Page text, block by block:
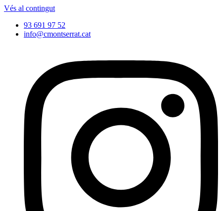
Vés al contingut
93 691 97 52
info@cmontserrat.cat